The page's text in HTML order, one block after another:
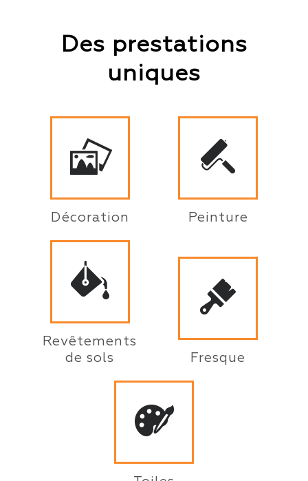
Des prestations
uniques
Décoration Peinture
Revêtements
de sols
Fresque